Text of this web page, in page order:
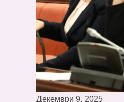
Декември 9, 2025